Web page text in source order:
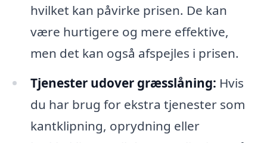
hvilket kan påvirke prisen. De kan
være hurtigere og mere effektive,
men det kan også afspejles i prisen.
Tjenester udover græsslåning: Hvis
du har brug for ekstra tjenester som
kantklipning, oprydning eller